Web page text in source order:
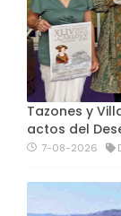
Tazones y
actos del
7-08-2026